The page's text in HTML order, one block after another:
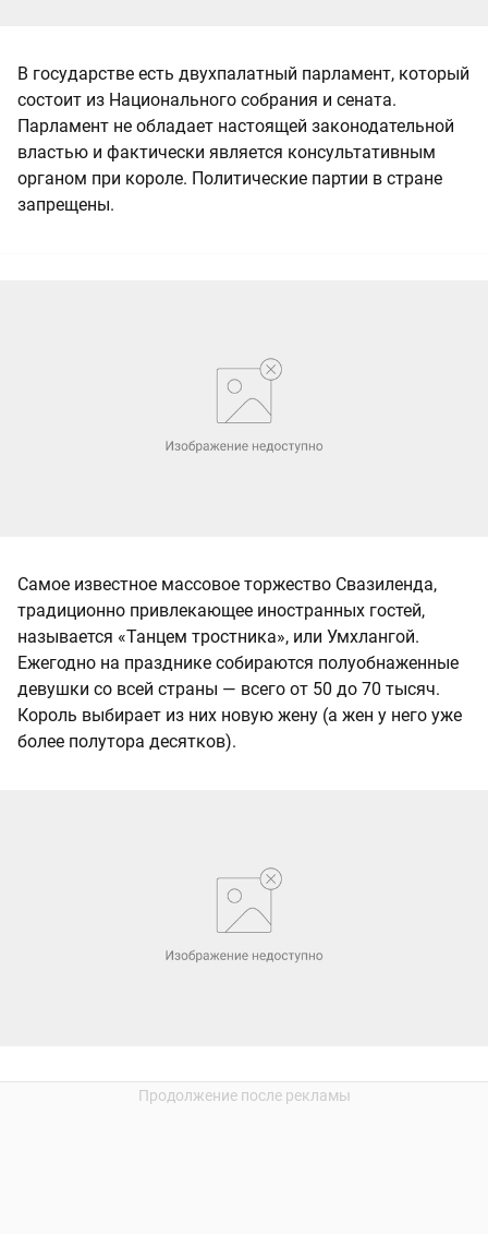
В государстве есть двухпалатный парламент, который
состоит из Национального собрания и сената.
Парламент не обладает настоящей законодательной
властью и фактически является консультативным
органом при короле. Политические партии в стране
запрещены.
Самое известное массовое торжество Свазиленда,
традиционно привлекающее иностранных гостей,
называется «Танцем тростника», или Умхлангой.
Ежегодно на празднике собираются полуобнаженные
девушки со всей страны — всего от 50 до 70 тысяч.
Король выбирает из них новую жену (а жен у него уже
более полутора десятков).